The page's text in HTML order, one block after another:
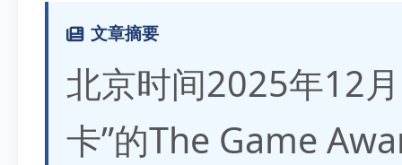
文章摘要
北京时间2025年12
卡”的The Game